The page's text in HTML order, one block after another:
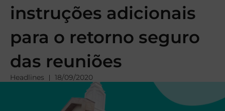
instruções adicionais
para o retorno seguro
das reuniões
Headlines 18/09/2020